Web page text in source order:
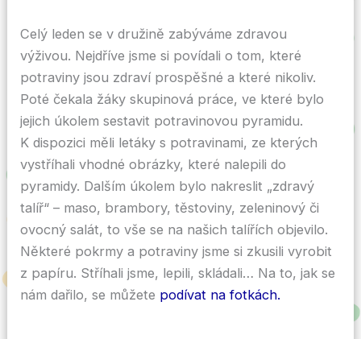
Celý leden se v družině zabýváme zdravou
výživou. Nejdříve jsme si povídali o tom, které
potraviny jsou zdraví prospěšné a které nikoliv.
Poté čekala žáky skupinová práce, ve které bylo
jejich úkolem sestavit potravinovou pyramidu.
K dispozici měli letáky s potravinami, ze kterých
vystříhali vhodné obrázky, které nalepili do
pyramidy. Dalším úkolem bylo nakreslit „zdravý
talíř“ – maso, brambory, těstoviny, zeleninový či
ovocný salát, to vše se na našich talířích objevilo.
Některé pokrmy a potraviny jsme si zkusili vyrobit
z papíru. Stříhali jsme, lepili, skládali… Na to, jak se
nám dařilo, se můžete podívat na fotkách.